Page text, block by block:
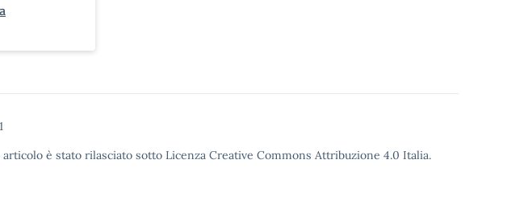
è stato rilasciato sotto Licenza Creative Commons Attribuzione 4.0 Italia.